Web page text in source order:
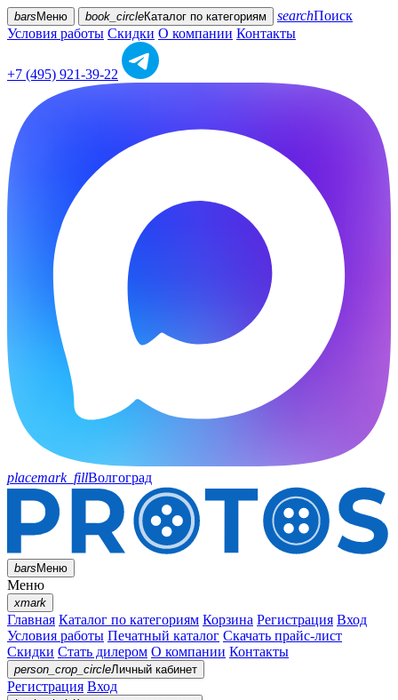
bars Меню book_circleКаталог по категориям searchПоиск
Условия работы Скидки О компании Контакты
+7 (495) 921-39-22
placemark_fillВолгоград
barsМеню
Меню
xmark
Главная Каталог по категориям Корзина Регистрация Вход
Условия работы Печатный каталог Скачать прайс-лист
Скидки Стать дилером О компании Контакты
person_crop_circleЛичный кабинет
Регистрация Вход